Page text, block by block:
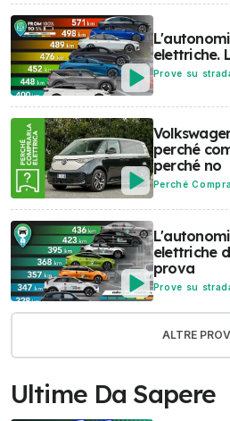
elettriche.
Prove su
perché
perché no
Perché
elettriche
prova
Prove su
ALTRE
Ultime Da Sapere